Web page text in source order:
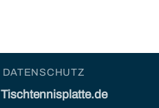
DATENSCHUTZ
Tischtennisplatte.de